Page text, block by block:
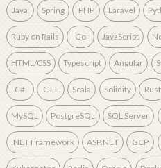
Java Spring PHP Laravel
Ruby on Rails Go JavaScript
HTML/CSS Typescript Angular
C# C++ Scala Solidity Rust
MySQL PostgreSQL SQL Server
.NET Framework ASP.NET GCP